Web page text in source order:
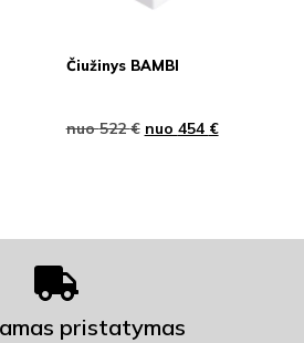
Čiužinys BAMBI
nuo522€ nuo 454 €
pristatymas